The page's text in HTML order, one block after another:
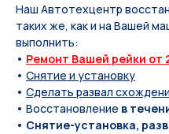
Наш Автотехцентр
таких же, как и на Вашей
выполнить:
• Ремонт Вашей рейки от
• Снятие и установку
• Сделать развал
• Восстановление в
• Снятие-установка,